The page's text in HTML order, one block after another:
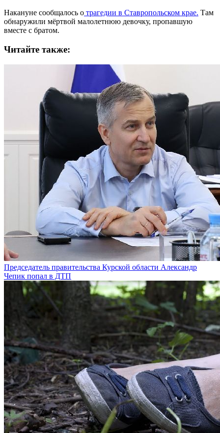
Накануне сообщалось о трагедии в Ставропольском крае. Там
обнаружили мёртвой малолетнюю девочку, пропавшую
вместе с братом.
Читайте также:
Председатель правительства Курской области Александр
Чепик попал в ДТП